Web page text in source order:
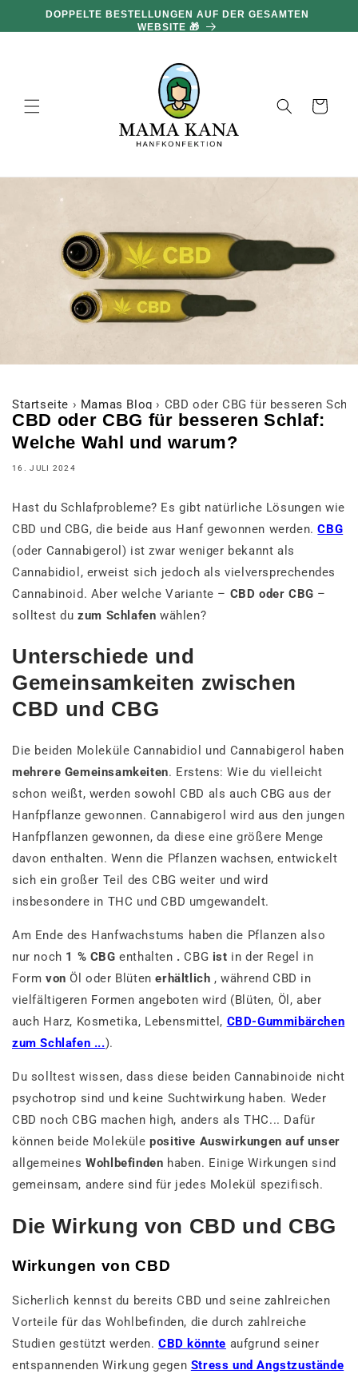
und zumDOPPELTE BESTELLUNGEN AUF DER GESAMTEN
WEBSITE 🎁
Warenkorb
Startseite › Mamas Blog › CBD oder CBG für besseren
CBD oder CBG für besseren Schlaf:
Welche Wahl und warum?
16. JULI 2024
Hast du Schlafprobleme? Es gibt natürliche Lösungen wie
CBD und CBG, die beide aus Hanf gewonnen werden.CBG
(oder Cannabigerol) ist zwar weniger bekannt als
Cannabidiol, erweist sich jedoch als vielversprechendes
Cannabinoid. Aber welche Variante – CBD oder CBG –
solltest duzum Schlafen wählen?
Unterschiede und
Gemeinsamkeiten zwischen
CBD und CBG
Die beiden Moleküle Cannabidiol und Cannabigerol haben
mehrere Gemeinsamkeiten. Erstens: Wie du vielleicht
schon weißt, werden sowohl CBD als auch CBG aus der
Hanfpflanze gewonnen. Cannabigerol wird aus den jungen
Hanfpflanzen gewonnen, da diese eine größere Menge
davon enthalten. Wenn die Pflanzen wachsen, entwickelt
sich ein großer Teil des CBG weiter und wird
insbesondere in THC und CBD umgewandelt.
Am Ende des Hanfwachstums haben die Pflanzen also
nur noch 1 % CBGenthalten .CBG ist in der Regel in
Form von Öl oder Blütenerhältlich , während CBD in
vielfältigeren Formen angeboten wird (Blüten, Öl, aber
auch Harz, Kosmetika, Lebensmittel, CBD-Gummibärchen
zum Schlafen ...).
Du solltest wissen, dass diese beiden Cannabinoide nicht
psychotrop sind und keine Suchtwirkung haben. Weder
CBD noch CBG machen high, anders als THC... Dafür
können beide Molekülepositive Auswirkungen auf unser
allgemeinesWohlbefinden haben. Einige Wirkungen sind
gemeinsam, andere sind für jedes Molekül spezifisch.
Die Wirkung von CBD und CBG
Wirkungen von CBD
Sicherlich kennst du bereits CBD und seine zahlreichen
Vorteile für das Wohlbefinden, die durch zahlreiche
Studien gestützt werden.CBD könnte aufgrund seiner
entspannenden Wirkung gegen Stress und Angstzustände